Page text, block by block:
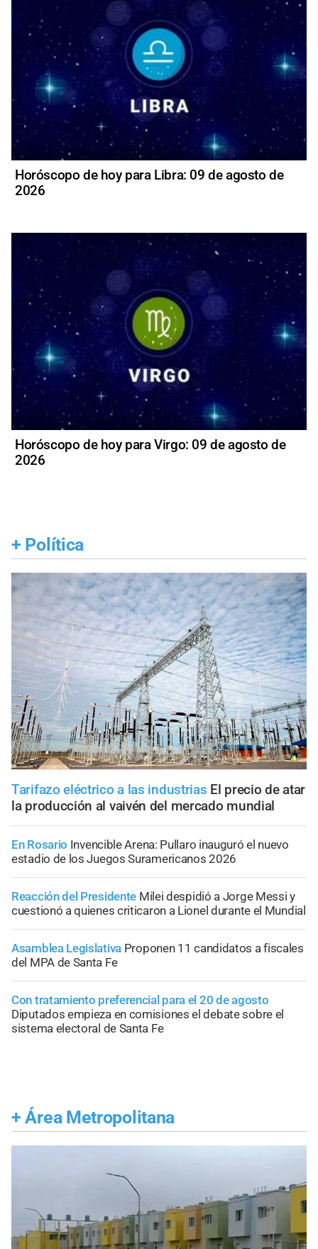
Horóscopo de hoy para Libra: 09 de agosto de
2026
Horóscopo de hoy para Virgo: 09 de agosto de
2026
+ Política
Tarifazo eléctrico a las industrias El precio de atar
la producción al vaivén del mercado mundial
En Rosario Invencible Arena: Pullaro inauguró el nuevo
estadio de los Juegos Suramericanos 2026
Reacción del Presidente Milei despidió a Jorge Messi y
cuestionó a quienes criticaron a Lionel durante el Mundial
Asamblea Legislativa Proponen 11 candidatos a fiscales
del MPA de Santa Fe
Con tratamiento preferencial para el 20 de agosto
Diputados empieza en comisiones el debate sobre el
sistema electoral de Santa Fe
+ Área Metropolitana